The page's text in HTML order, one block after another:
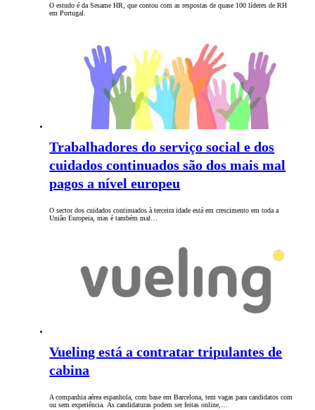
O estudo é da Sesame HR, que contou com as respostas de quase 100 líderes de RH
em Portugal.
Trabalhadores do serviço social e dos
cuidados continuados são dos mais mal
pagos a nível europeu
O sector dos cuidados continuados à terceira idade está em crescimento em toda a
União Europeia, mas é também mal…
Vueling está a contratar tripulantes de
cabina
A companhia aérea espanhola, com base em Barcelona, tem vagas para candidatos com
ou sem experiência. As candidaturas podem ser feitas online,…